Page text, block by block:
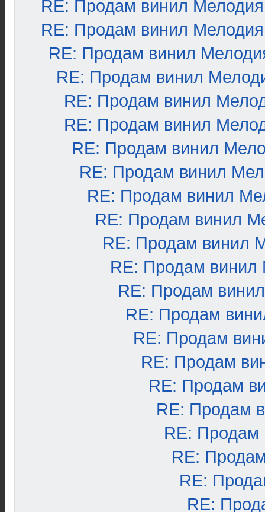
RE: Продам винил Мелодия
RE: Продам винил Мелодия
RE: Продам винил
RE: Продам винил
RE: Продам винил
RE: Продам винил
RE: Продам винил
RE: Продам винил
RE: Продам винил
RE: Продам винил
RE: Продам винил
RE: Продам винил
RE: Продам
RE: Продам
RE: Продам
RE: Продам
RE: Продам
RE: Продам
RE: Продам
RE:
RE:
RE: